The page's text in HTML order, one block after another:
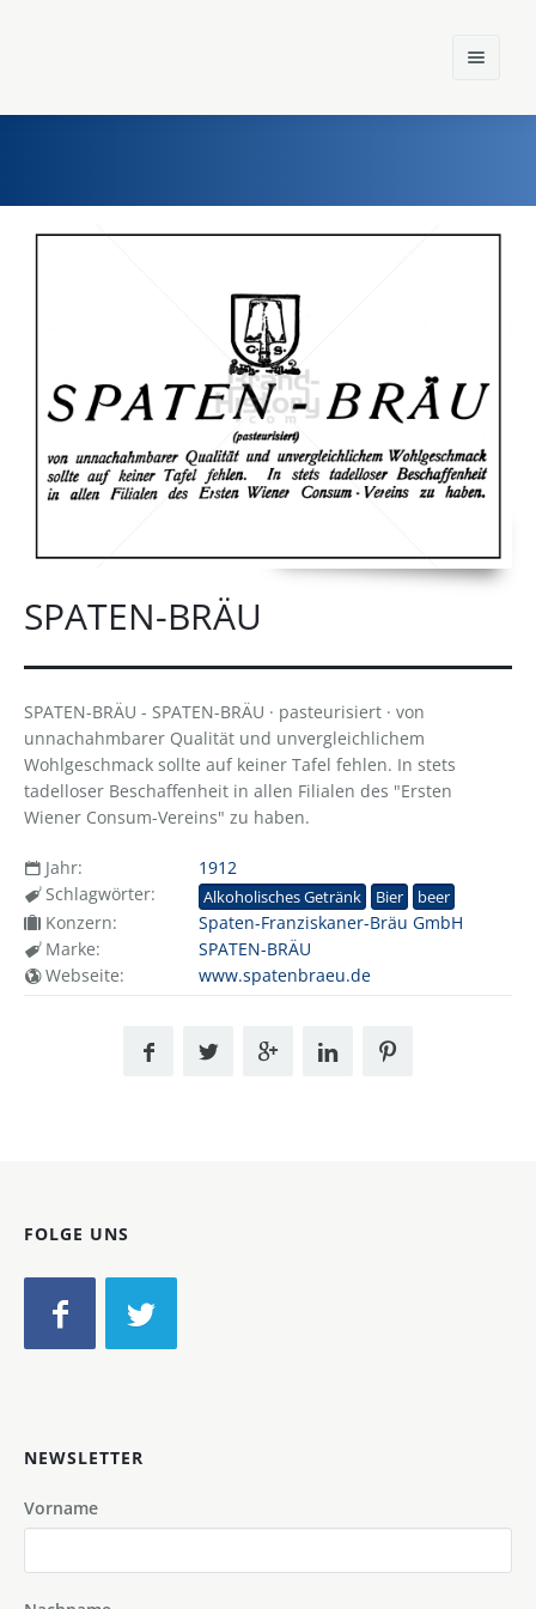
Home
Konzerne
SPATEN-BRÄU
SPATEN-BRÄU - SPATEN-BRÄU · pasteurisiert · von
unnachahmbarer Qualität und unvergleichlichem
Wohlgeschmack sollte auf keiner Tafel fehlen. In stets
tadelloser Beschaffenheit in allen Filialen des "Ersten
Wiener Consum-Vereins" zu haben.
Jahr:
1912
Schlagwörter:
Alkoholisches Getränk Bier beer
Konzern:
Spaten-Franziskaner-Bräu GmbH
Marke:
SPATEN-BRÄU
Webseite:
www.spatenbraeu.de
FOLGE UNS
NEWSLETTER
Vorname